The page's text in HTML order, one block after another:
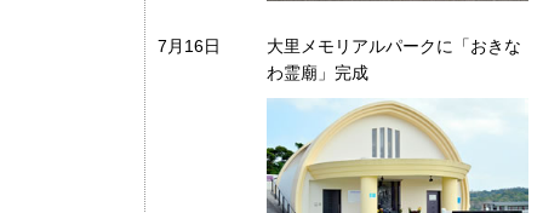
7月16日
大里メモリアルパークに「おきな
わ霊廟」完成